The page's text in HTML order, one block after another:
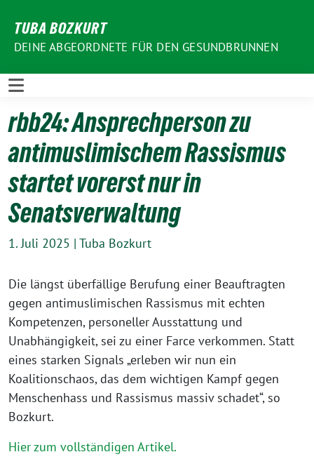
zum
Inhalt
TUBA BOZKURT
DEINE ABGEORDNETE FÜR DEN GESUNDBRUNNEN
rbb24: Ansprechperson zu
antimuslimischem Rassismus
startet vorerst nur in
Senatsverwaltung
1. Juli 2025 | Tuba Bozkurt
Die längst überfällige Berufung einer Beauftragten
gegen antimuslimischen Rassismus mit echten
Kompetenzen, personeller Ausstattung und
Unabhängigkeit, sei zu einer Farce verkommen. Statt
eines starken Signals „erleben wir nun ein
Koalitionschaos, das dem wichtigen Kampf gegen
Menschenhass und Rassismus massiv schadet“, so
Bozkurt.
Hier zum vollständigen Artikel.